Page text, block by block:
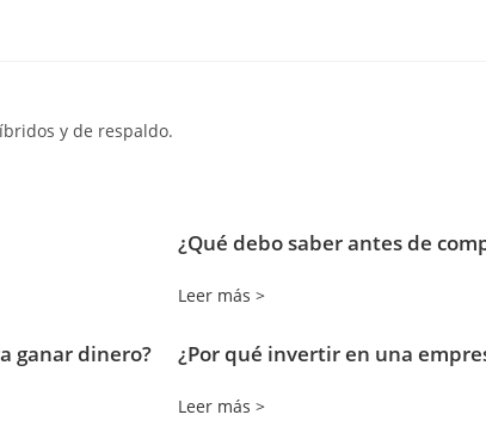
y de respaldo.
¿Qué debo saber antes de
Leer más >
ganar dinero? ¿Por qué invertir en una
Leer más >